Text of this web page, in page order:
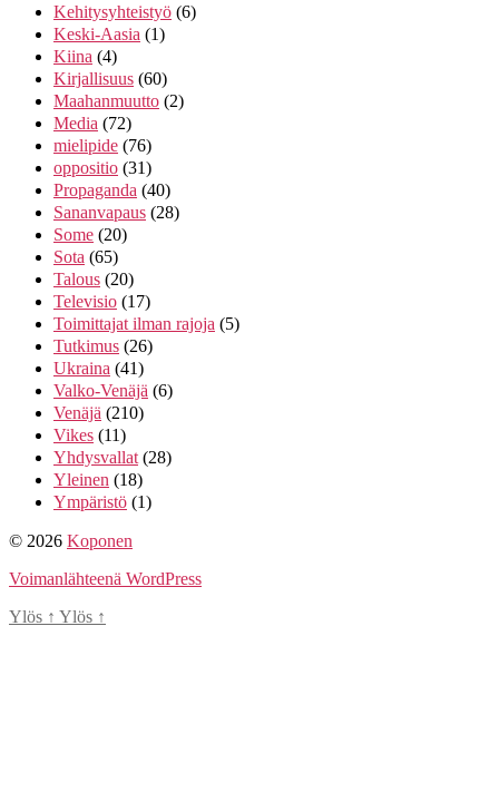
Kehitysyhteistyö (6)
Keski-Aasia (1)
Kiina (4)
Kirjallisuus (60)
Maahanmuutto (2)
Media (72)
mielipide (76)
oppositio (31)
Propaganda (40)
Sananvapaus (28)
Some (20)
Sota (65)
Talous (20)
Televisio (17)
Toimittajat ilman rajoja (5)
Tutkimus (26)
Ukraina (41)
Valko-Venäjä (6)
Venäjä (210)
Vikes (11)
Yhdysvallat (28)
Yleinen (18)
Ympäristö (1)
© 2026 Koponen
Voimanlähteenä WordPress
Ylös ↑ Ylös ↑